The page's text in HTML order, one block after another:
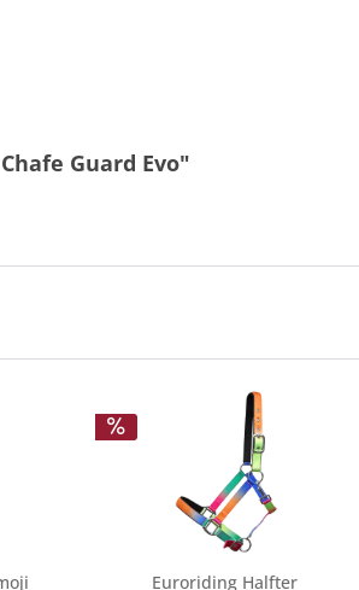
Guard Evo"
Euroriding Halfter